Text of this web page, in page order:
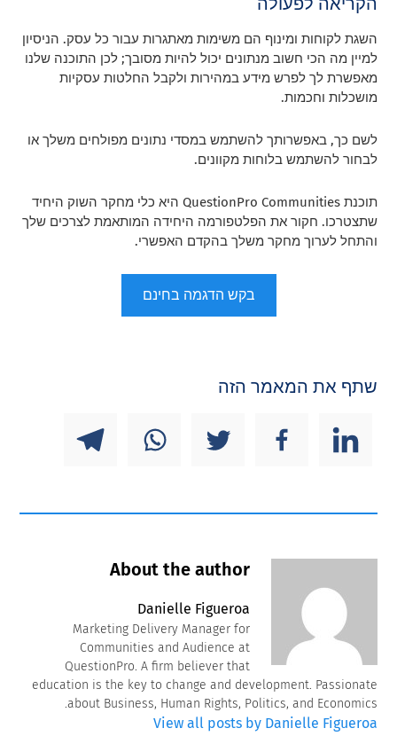
השגת לקוחות ומינוף הם משימות מאתגרות עבור כל עסק. הניסיון
למיין מה הכי חשוב מנתונים יכול להיות מסובך; לכן התוכנה שלנו
מאפשרת לך לפרש מידע במהירות ולקבל החלטות עסקיות
מושכלות וחכמות.
לשם כך, באפשרותך להשתמש במסדי נתונים מפולחים משלך או
לבחור להשתמש בלוחות מקוונים.
תוכנת QuestionPro Communities היא כלי מחקר השוק היחיד
שתצטרכו. חקור את הפלטפורמה היחידה המותאמת לצרכים שלך
והתחל לערוך מחקר משלך בהקדם האפשרי.
בקש הדגמה בחינם
שתף את המאמר הזה
About the author
Danielle Figueroa
Marketing Delivery Manager for
Communities and Audience at
QuestionPro. A firm believer that
education is the key to change and development. Passionate
about Business, Human Rights, Politics, and Economics.
View all posts by Danielle Figueroa